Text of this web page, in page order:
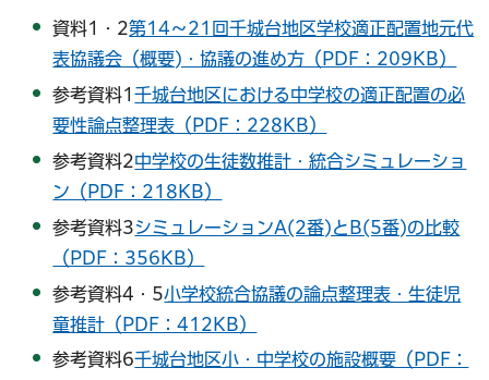
資料1・2第14～21回千城台地区学校適正配置地元代
表協議会（概要)・協議の進め方（PDF：209KB）
参考資料1千城台地区における中学校の適正配置の必
要性論点整理表（PDF：228KB）
参考資料2中学校の生徒数推計・統合シミュレーショ
ン（PDF：218KB）
参考資料3シミュレーションA(2番)とB(5番)の比較
（PDF：356KB）
参考資料4・5小学校統合協議の論点整理表・生徒児
童推計（PDF：412KB）
参考資料6千城台地区小・中学校の施設概要（PDF：